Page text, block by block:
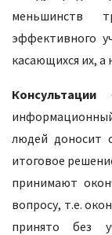
меньшинств
эффективного
касающихся их, а
Консультации
людей доносит
итоговое
принимают
вопросу, т.е.
принято без